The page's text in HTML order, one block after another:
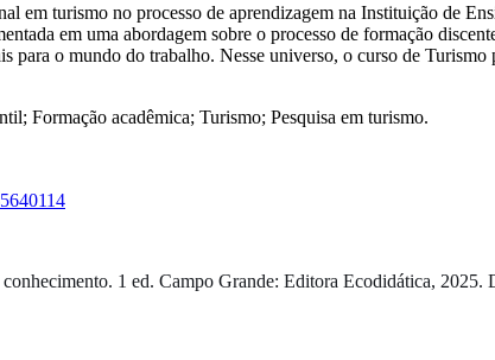
em turismo no processo de aprendizagem na Instituição de
em uma abordagem sobre o processo de formação
para o mundo do trabalho. Nesse universo, o curso de
Formação acadêmica; Turismo; Pesquisa em turismo.
conhecimento. 1 ed. Campo Grande: Editora Ecodidática, 2025.